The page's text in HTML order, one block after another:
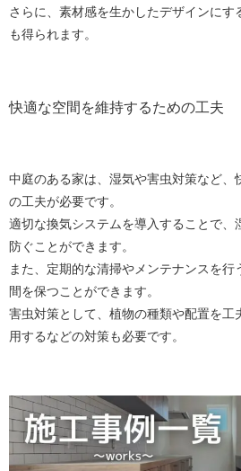
さらに、素材感を生かしたデザインにす
も得られます。
快適な空間を維持するための工夫
中庭のある家は、湿気や害虫対策など、
の工夫が必要です。
適切な換気システムを導入することで、
防ぐことができます。
また、定期的な清掃やメンテナンスを
間を保つことができます。
害虫対策として、植物の種類や配置を工
用するなどの対策も必要です。